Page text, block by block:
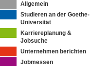
Allgemein
Studieren an der Goethe-
Universität
Karriereplanung &
Jobsuche
Unternehmen berichten
Jobmessen